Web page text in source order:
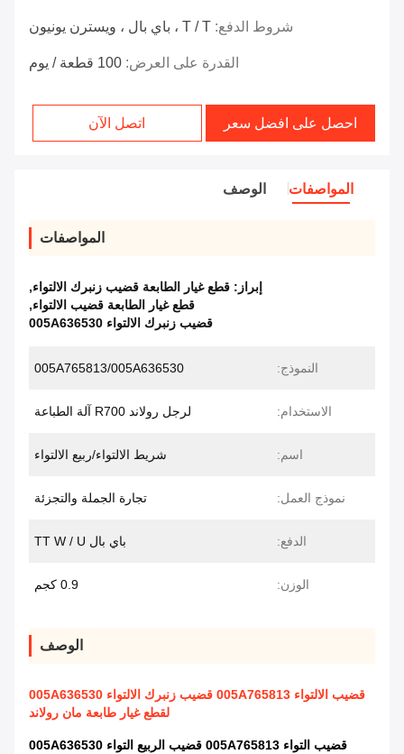
شروط الدفع: T / T ، باي بال ، ويسترن يونيون
القدرة على العرض: 100 قطعة / يوم
احصل على افضل سعر اتصل الآن
المواصفات الوصف
المواصفات
إبراز: قطع غيار الطابعة قضيب زنبرك الالتواء,
قطع غيار الطابعة قضيب الالتواء,
قضيب زنبرك الالتواء 005A636530
النموذج: 005A765813/005A636530
الاستخدام: لرجل رولاند R700 آلة الطباعة
اسم: شريط الالتواء/ربيع الالتواء
نموذج العمل: تجارة الجملة والتجزئة
الدفع: باي بال TT W / U
الوزن: 0.9 كجم
الوصف
قضيب الالتواء 005A765813 قضيب زنبرك الالتواء 005A636530
لقطع غيار طابعة مان رولاند
قضيب التواء 005A765813 قضيب الربيع التواء 005A636530